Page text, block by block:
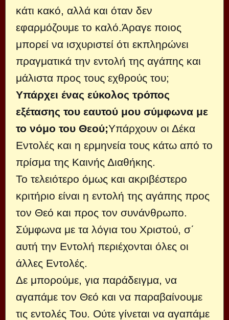
κάτι κακό, αλλά και όταν δεν
εφαρμόζουμε το καλό.Άραγε ποιος
μπορεί να ισχυριστεί ότι εκπληρώνει
πραγματικά την εντολή της αγάπης και
μάλιστα προς τους εχθρούς του;
Υπάρχει ένας εύκολος τρόπος
εξέτασης του εαυτού μου σύμφωνα με
το νόμο του Θεού;Υπάρχουν οι Δέκα
Εντολές και η ερμηνεία τους κάτω από το
πρίσμα της Καινής Διαθήκης.
Το τελειότερο όμως και ακριβέστερο
κριτήριο είναι η εντολή της αγάπης προς
τον Θεό και προς τον συνάνθρωπο.
Σύμφωνα με τα λόγια του Χριστού, σ΄
αυτή την Εντολή περιέχονται όλες οι
άλλες Εντολές.
Δε μπορούμε, για παράδειγμα, να
αγαπάμε τον Θεό και να παραβαίνουμε
τις εντολές Του. Ούτε γίνεται να αγαπάμε